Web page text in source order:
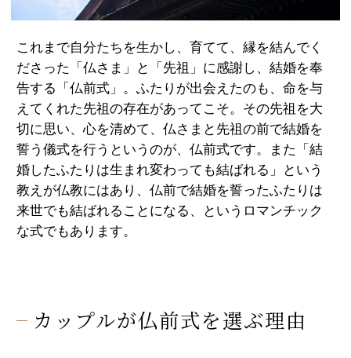
これまで自分たちを生かし、育てて、縁を結んでく
ださった「仏さま」と「先祖」に感謝し、結婚を奉
告する「仏前式」。ふたりが出会えたのも、命を与
えてくれた先祖の存在があってこそ。その先祖を大
切に思い、心を清めて、仏さまと先祖の前で結婚を
誓う儀式を行うというのが、仏前式です。また「結
婚したふたりは生まれ変わっても結ばれる」という
教えが仏教にはあり、仏前で結婚を誓ったふたりは
来世でも結ばれることになる、というロマンチック
な式でもあります。
カップルが仏前式を選ぶ理由